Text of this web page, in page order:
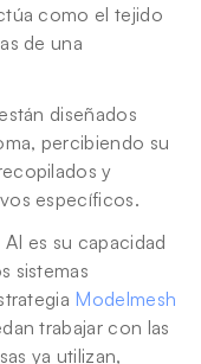
como el tejido
de una
están diseñados
percibiendo su
y
específicos.
es su capacidad
sistemas
Modelmesh
trabajar con las
ya utilizan,